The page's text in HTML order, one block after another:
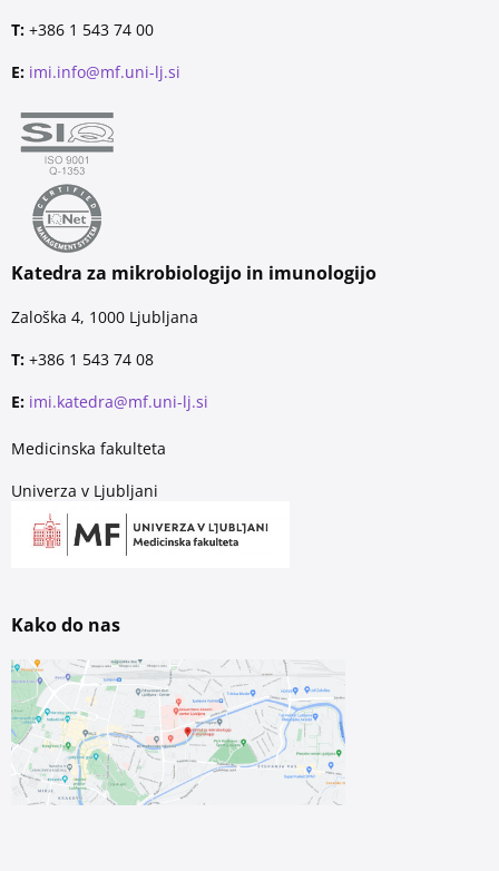
T: +386 1 543 74 00
E: imi.info@mf.uni-lj.si
Katedra za mikrobiologijo in imunologijo
Zaloška 4, 1000 Ljubljana
T: +386 1 543 74 08
E: imi.katedra@mf.uni-lj.si
Medicinska fakulteta
Univerza v Ljubljani
Kako do nas